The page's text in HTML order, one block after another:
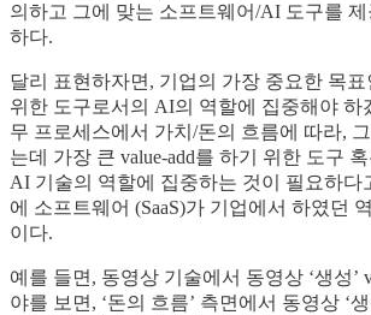
의하고 그에 맞는 소프트웨어/AI 도구를
하다.
달리 표현하자면, 기업의 가장 중요한 목표
위한 도구로서의 AI의 역할에 집중해야 하
무 프로세스에서 가치/돈의 흐름에 따라,
는데 가장 큰 value-add를 하기 위한 도구
AI 기술의 역할에 집중하는 것이 필요하다
에 소프트웨어 (SaaS)가 기업에서 하였던
이다.
예를 들면, 동영상 기술에서 동영상 ‘생성’
야를 보면, ‘돈의 흐름’ 측면에서 동영상 ‘